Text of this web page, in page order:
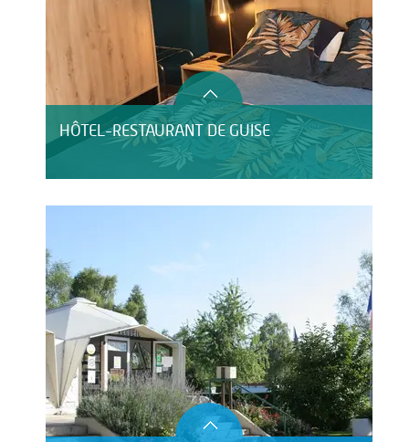
HÔTEL-RESTAURANT DE GUISE